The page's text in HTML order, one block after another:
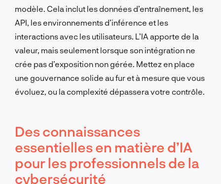
modèle. Cela inclut les données d’entraînement, les
API, les environnements d’inférence et les
interactions avec les utilisateurs. L’IA apporte de la
valeur, mais seulement lorsque son intégration ne
crée pas d’exposition non gérée. Mettez en place
une gouvernance solide au fur et à mesure que vous
évoluez, ou la complexité dépassera votre contrôle.
Des connaissances
essentielles en matière d’IA
pour les professionnels de la
cybersécurité